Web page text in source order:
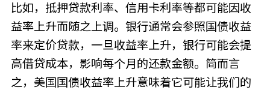
比如，抵押贷款利率、信用卡利率等都可能因收
益率上升而随之上调。银行通常会参照国债收益
率来定价贷款，一旦收益率上升，银行可能会提
高借贷成本，影响每个月的还款金额。简而言
之，美国国债收益率上升意味着它可能让我们的